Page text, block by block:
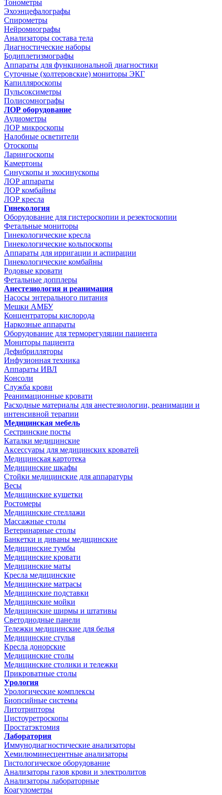
Тонометры
Эхоэнцефалографы
Спирометры
Нейромиографы
Анализаторы состава тела
Диагностические наборы
Бодиплетизмографы
Аппараты для функциональной диагностики
Суточные (холтеровские) мониторы ЭКГ
Капилляроскопы
Пульсоксиметры
Полисомнографы
ЛОР оборудование
Аудиометры
ЛОР микроскопы
Налобные осветители
Отоскопы
Ларингоскопы
Камертоны
Синускопы и эхосинускопы
ЛОР аппараты
ЛОР комбайны
ЛОР кресла
Гинекология
Оборудование для гистероскопии и резектоскопии
Фетальные мониторы
Гинекологические кресла
Гинекологические кольпоскопы
Аппараты для ирригации и аспирации
Гинекологические комбайны
Родовые кровати
Фетальные допплеры
Анестезиология и реанимация
Насосы энтерального питания
Мешки АМБУ
Концентраторы кислорода
Наркозные аппараты
Оборудование для терморегуляции пациента
Мониторы пациента
Дефибрилляторы
Инфузионная техника
Аппараты ИВЛ
Консоли
Служба крови
Реанимационные кровати
Расходные материалы для анестезиологии, реанимации и
интенсивной терапии
Медицинская мебель
Сестринские посты
Каталки медицинские
Аксессуары для медицинских кроватей
Медицинская картотека
Медицинские шкафы
Стойки медицинские для аппаратуры
Весы
Медицинские кушетки
Ростомеры
Медицинские стеллажи
Массажные столы
Ветеринарные столы
Банкетки и диваны медицинские
Медицинские тумбы
Медицинские кровати
Медицинские маты
Кресла медицинские
Медицинские матрасы
Медицинские подставки
Медицинские мойки
Медицинские ширмы и штативы
Светодиодные панели
Тележки медицинские для белья
Медицинские стулья
Кресла донорские
Медицинские столы
Медицинские столики и тележки
Прикроватные столы
Урология
Урологические комплексы
Биопсийные системы
Литотрипторы
Цистоуретроскопы
Простатэктомия
Лаборатория
Иммунодиагностические анализаторы
Хемилюминесцентные анализаторы
Гистологическое оборудование
Анализаторы газов крови и электролитов
Анализаторы лабораторные
Коагулометры